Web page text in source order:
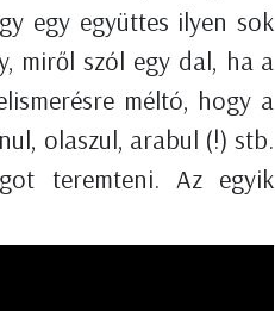
egy együttes ilyen sok
miről szól egy dal, ha a
méltó, hogy a
olaszul, arabul (!) stb.
teremteni. Az egyik